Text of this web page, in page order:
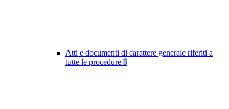
Atti e documenti di carattere generale riferiti a
tutte le procedure 3